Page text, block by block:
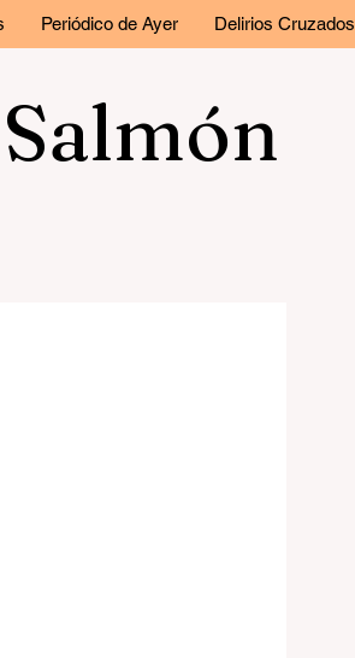
Periódico de Ayer Delirios Cruzados